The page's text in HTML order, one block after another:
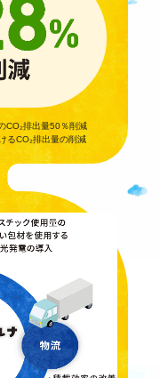
CO₂排出量50％削減
るCO₂排出量の削減